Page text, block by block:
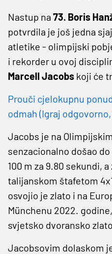
Nastup na 73. Boris
potvrdila je još jedna
atletike - olimpijski
i rekorder u ovoj
Marcell Jacobs koji će
Prouči cjelokupnu
odmah (Igraj odgovorno,
Jacobs je na
senzacionalno došao
100 m za 9.80 sekundi,
talijanskom štafetom
osvojio je zlato i na
Münchenu 2022.
svjetsko dvoransko
Jacobsovim dolaskom